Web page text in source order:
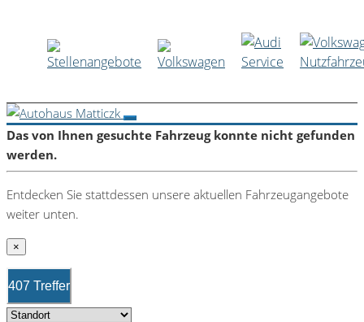
Das von Ihnen gesuchte Fahrzeug konnte nicht gefunden
werden.
Entdecken Sie stattdessen unsere aktuellen Fahrzeugangebote
weiter unten.
×
407 Treffer